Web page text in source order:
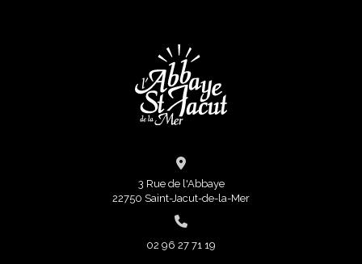
3 Rue de l'Abbaye
22750 Saint-Jacut-de-la-Mer
02 96 27 71 19